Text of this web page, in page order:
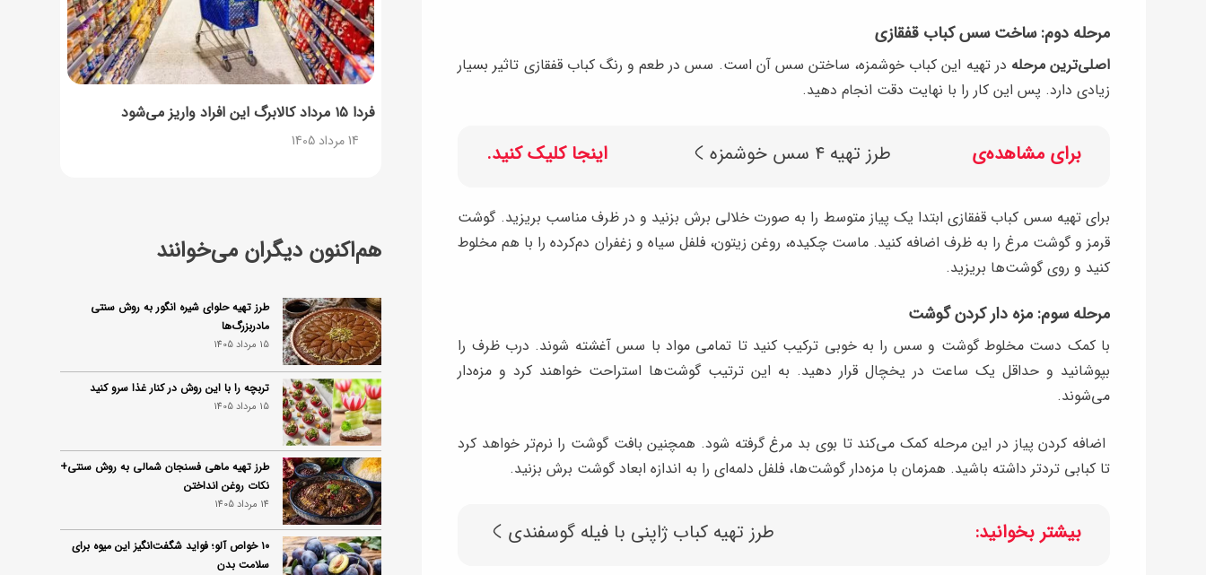
مرحله دوم: ساخت سس کباب قفقازی
اصلی‌ترین مرحله در تهیه این کباب خوشمزه، ساختن سس آن است. سس در طعم و رنگ کباب قفقازی تاثیر بسیار
زیادی دارد. پس این کار را با نهایت دقت انجام دهید.
برای مشاهده‌ی طرز تهیه ۴ سس خوشمزه اینجا کلیک کنید.
برای تهیه سس کباب قفقازی ابتدا یک پیاز متوسط را به صورت خلالی برش بزنید و در ظرف مناسب بریزید. گوشت
قرمز و گوشت مرغ را به ظرف اضافه کنید. ماست چکیده، روغن زیتون، فلفل سیاه و زغفران دم‌کرده را با هم مخلوط
کنید و روی گوشت‌ها بریزید.
مرحله سوم: مزه دار کردن گوشت
با کمک دست مخلوط گوشت و سس را به خوبی ترکیب کنید تا تمامی مواد با سس آغشته شوند. درب ظرف را
بپوشانید و حداقل یک ساعت در یخچال قرار دهید. به این ترتیب گوشت‌ها استراحت خواهند کرد و مزه‌دار
می‌شوند.
اضافه کردن پیاز در این مرحله کمک می‌کند تا بوی بد مرغ گرفته شود. همچنین بافت گوشت را نرم‌تر خواهد کرد
تا کبابی تردتر داشته باشید. همزمان با مزه‌دار گوشت‌ها، فلفل دلمه‌ای را به اندازه ابعاد گوشت برش بزنید.
بیشتر بخوانید: طرز تهیه کباب ژاپنی با فیله گوسفندی
فردا ۱۵ مرداد کالابرگ این افراد واریز می‌شود
14 مرداد 1405
هم‌اکنون دیگران می‌خوانند
طرز تهیه حلوای شیره انگور به روش سنتی
مادربزرگ‌ها
15 مرداد 1405
تربچه را با این روش در کنار غذا سرو کنید
15 مرداد 1405
طرز تهیه ماهی فسنجان شمالی به روش سنتی+
نکات روغن انداختن
14 مرداد 1405
۱۰ خواص آلو؛ فواید شگفت‌انگیز این میوه برای
سلامت بدن